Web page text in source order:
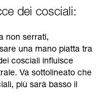
dei cosciali:
non serrati,
una mano piatta tra
cosciali influisce
Va sottolineato che
più sarà basso il